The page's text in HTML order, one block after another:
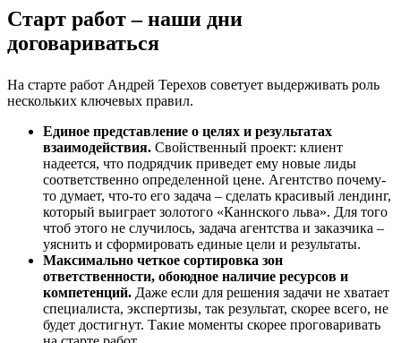
Старт работ – наши дни
договариваться
На старте работ Андрей Терехов советует выдерживать роль
нескольких ключевых правил.
Единое представление о целях и результатах
взаимодействия. Свойственный проект: клиент
надеется, что подрядчик приведет ему новые лиды
соответственно определенной цене. Агентство почему-
то думает, что-то его задача – сделать красивый лендинг,
который выиграет золотого «Каннского льва». Для того
чтоб этого не случилось, задача агентства и заказчика –
уяснить и сформировать единые цели и результаты.
Максимально четкое сортировка зон
ответственности, обоюдное наличие ресурсов и
компетенций. Даже если для решения задачи не хватает
специалиста, экспертизы, так результат, скорее всего, не
будет достигнут. Такие моменты скорее проговаривать